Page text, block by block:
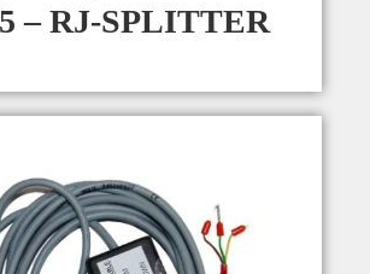
– RJ-SPLITTER